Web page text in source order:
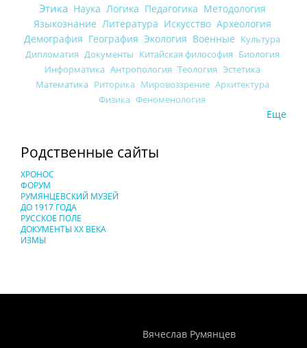
Этика Наука Логика Педагогика Методология
Языкознание Литература Искусство Археология
Демография География Экология Военные Культура
Дипломатия Документы Китайская философия Биология
Информатика Антропология Теология Эстетика
Математика Риторика Мировоззрение Архитектура
Физика Феноменология
Еще
Родственные сайты
ХРОНОС
ФОРУМ
РУМЯНЦЕВСКИЙ МУЗЕЙ
ДО 1917 ГОДА
РУССКОЕ ПОЛЕ
ДОКУМЕНТЫ XX ВЕКА
ИЗМЫ
Вячеслав Румянцев